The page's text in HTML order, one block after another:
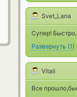
Svet_Lana
Супер! Быстро,
Развернуть (1)
Vitali
Все